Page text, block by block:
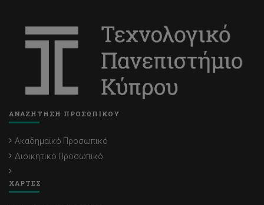
ΑΝΑΖΗΤΗΣΗ ΠΡΟΣΩΠΙΚΟΥ
Ακαδημαϊκό Προσωπικό
Διοικητικό Προσωπικό
ΧΑΡΤΕΣ